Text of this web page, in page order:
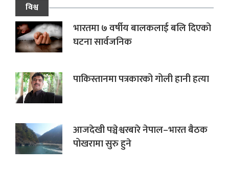
विश्व
भारतमा ७ वर्षीय बालकलाई बलि दिएको
घटना सार्वजनिक
पाकिस्तानमा पत्रकारको गोली हानी हत्या
आजदेखी पञ्चेश्वरबारे नेपाल–भारत बैठक
पोखरामा सुरु हुने